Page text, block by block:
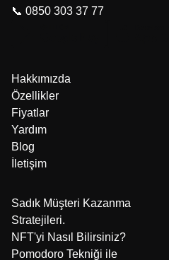
📞 0850 303 37 77
Hakkımızda
Özellikler
Fiyatlar
Yardım
Blog
İletişim
Sadık Müşteri Kazanma
Stratejileri.
NFT'yi Nasıl Bilirsiniz?
Pomodoro Tekniği ile